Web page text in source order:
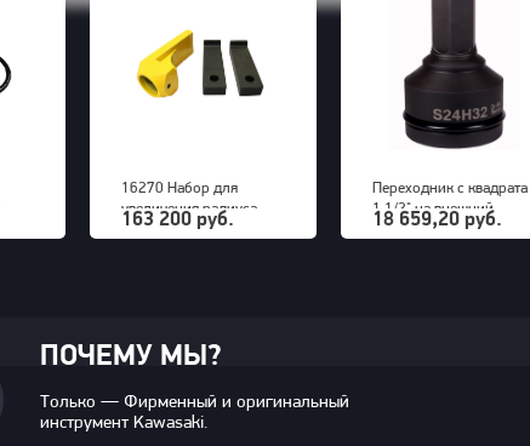
16270 Набор для
увеличения радиуса
снятия покрышек для
163 200 руб.
Переходник с квадрата
1 1/2" на внешний
шестигранник 32 мм
18 659,20 руб.
ПОЧЕМУ МЫ?
Только — Фирменный и оригинальный
инструмент Kawasaki.